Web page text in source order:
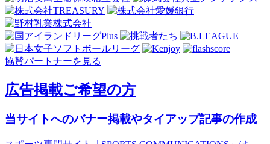
協賛パートナーを見る
広告掲載ご希望の方
当サイトへのバナー掲載やタイアップ記事の作成